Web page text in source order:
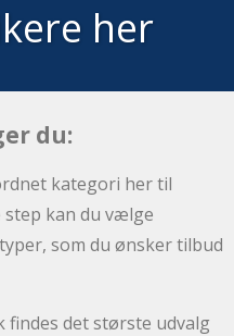
her
du:
kategori her til
kan du vælge
som du ønsker tilbud
findes det største udvalg